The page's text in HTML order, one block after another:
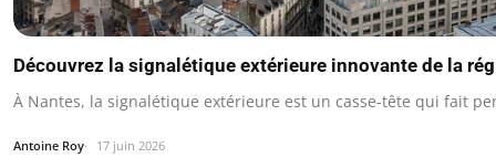
Découvrez la signalétique extérieure innovante de la
À Nantes, la signalétique extérieure est un casse-tête qui fait
Antoine Roy 17 juin 2026